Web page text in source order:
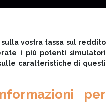
vostra tassa sul reddito
i più potenti simulatori
caratteristiche di questi
per